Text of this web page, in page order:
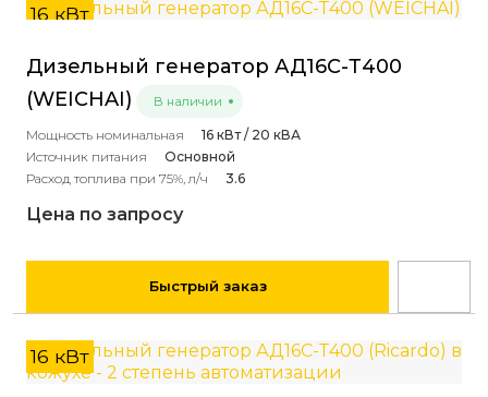
16 кВт
Дизельный генератор АД16С-Т400
(WEICHAI)
В наличии
Мощность номинальная
16 кВт / 20 кВА
Источник питания
Основной
Расход топлива при 75%, л/ч
3.6
Цена по запросу
Быстрый заказ
16 кВт